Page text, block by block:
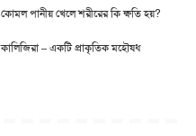
কোমল পানীয় খেলে শরীরের কি ক্ষতি হয়?
কালিজিরা – একটি প্রাকৃতিক মহৌষধ